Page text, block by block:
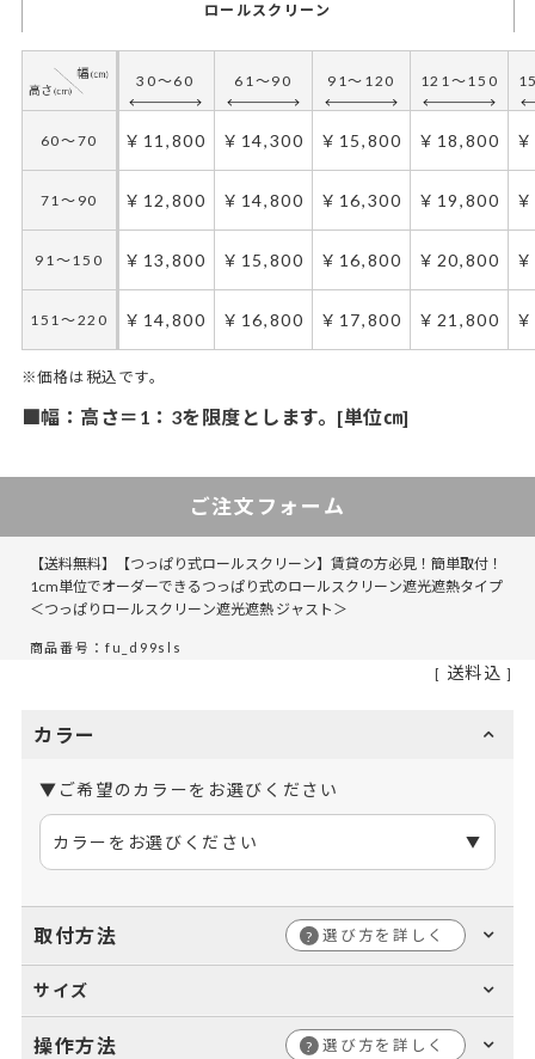
ロールスクリーン
30～60 61～90 91～120 121～150
60～70 ￥11,800 ￥14,300 ￥15,800 ￥18,800
71～90 ￥12,800 ￥14,800 ￥16,300 ￥19,800
91～150 ￥13,800 ￥15,800 ￥16,800 ￥20,800
151～220 ￥14,800 ￥16,800 ￥17,800 ￥21,800
※価格は税込です。
■幅：高さ＝1：3を限度とします。[単位㎝]
ご注文フォーム
【送料無料】【つっぱり式ロールスクリーン】賃貸の方必見！簡単取付！
1cm単位でオーダーできるつっぱり式のロールスクリーン遮光遮熱タイプ
＜つっぱりロールスクリーン遮光遮熱 ジャスト＞
商品番号：fu_d99sls
送料込
カラー
▼ご希望のカラーをお選びください
カラーをお選びください
取付方法 ? 選び方を詳しく
サイズ
操作方法 ? 選び方を詳しく